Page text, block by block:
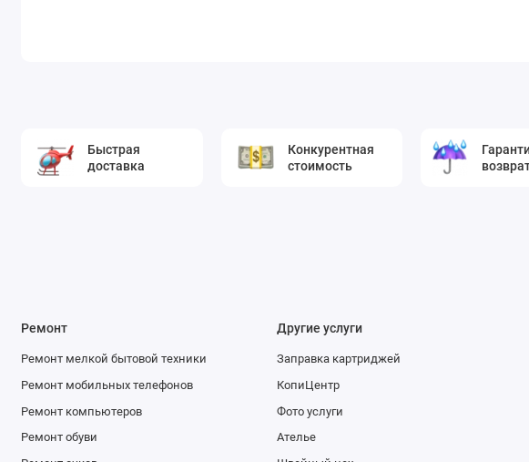
Быстрая
доставка
Конкурентная
стоимость
Ремонт
Ремонт мелкой бытовой техники
Ремонт мобильных телефонов
Ремонт компьютеров
Ремонт обуви
Другие услуги
Заправка картриджей
КопиЦентр
Фото услуги
Ателье